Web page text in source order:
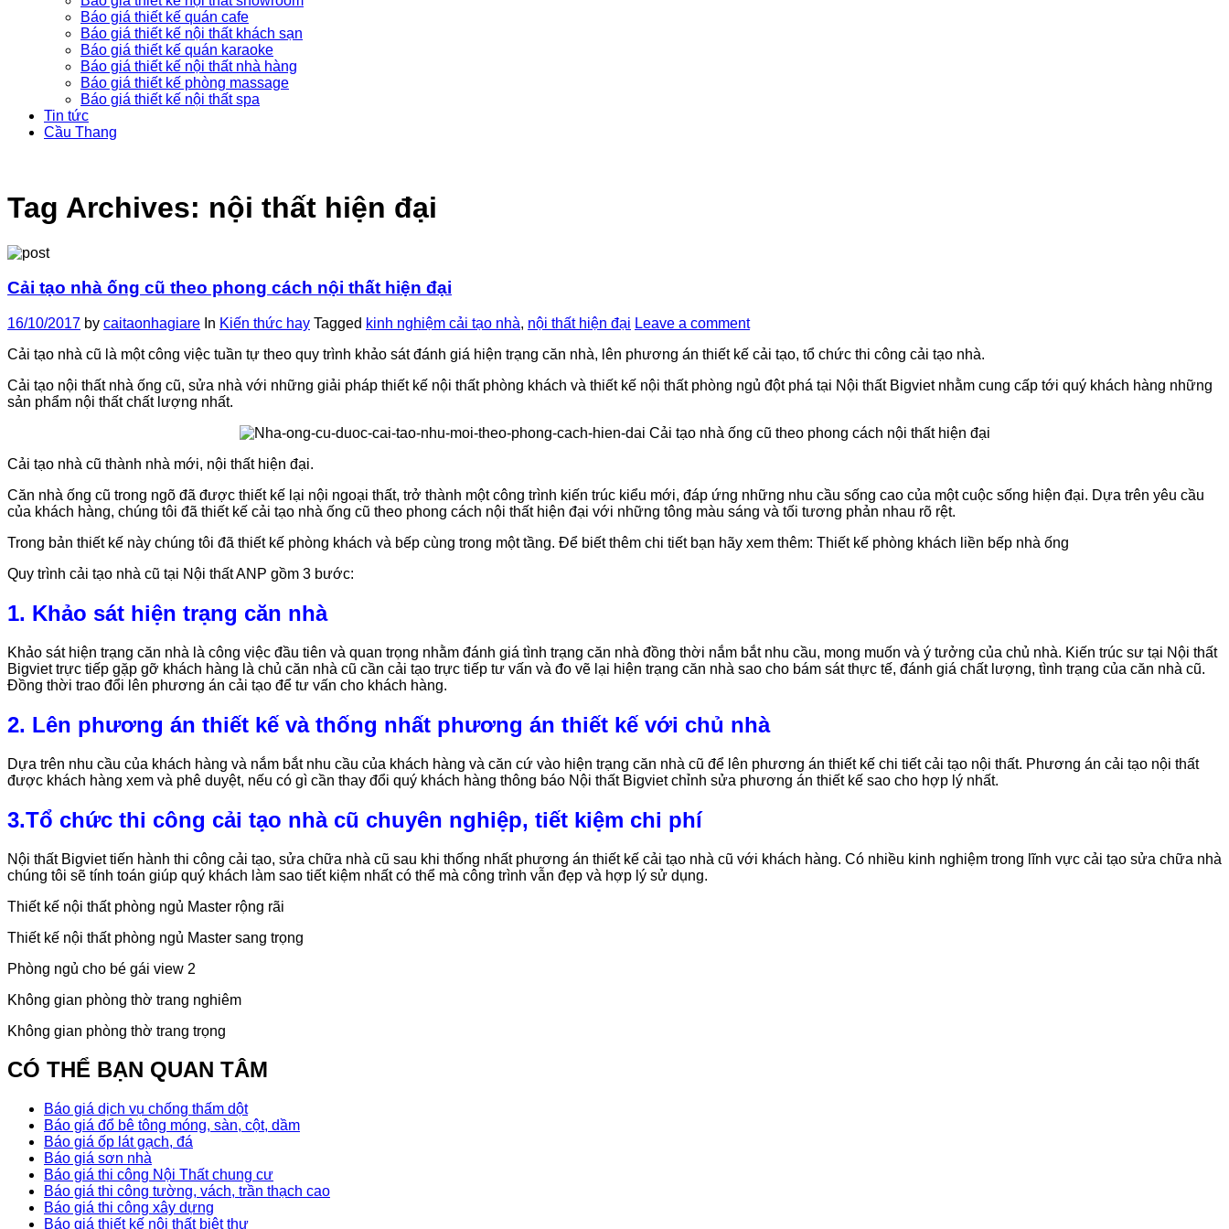
Báo giá thiết kế quán cafe
Báo giá thiết kế nội thất khách sạn
Báo giá thiết kế quán karaoke
Báo giá thiết kế nội thất nhà hàng
Báo giá thiết kế phòng massage
Báo giá thiết kế nội thất spa
Tin tức
Cầu Thang
Tag Archives: nội thất hiện đại
Cải tạo nhà ống cũ theo phong cách nội thất hiện đại
16/10/2017 by caitaonhagiare In Kiến thức hay Tagged kinh nghiệm cải tạo nhà, nội thất hiện đại Leave a comment
Cải tạo nhà cũ là một công việc tuần tự theo quy trình khảo sát đánh giá hiện trạng căn nhà, lên phương án thiết kế cải tạo, tổ chức thi công cải tạo nhà.
Cải tạo nội thất nhà ống cũ, sửa nhà với những giải pháp thiết kế nội thất phòng khách và thiết kế nội thất phòng ngủ đột phá tại Nội thất Bigviet nhằm cung cấp tới quý khách hàng những
sản phẩm nội thất chất lượng nhất.
Cải tạo nhà cũ thành nhà mới, nội thất hiện đại.
Căn nhà ống cũ trong ngõ đã được thiết kế lại nội ngoại thất, trở thành một công trình kiến trúc kiểu mới, đáp ứng những nhu cầu sống cao của một cuộc sống hiện đại. Dựa trên yêu cầu
của khách hàng, chúng tôi đã thiết kế cải tạo nhà ống cũ theo phong cách nội thất hiện đại với những tông màu sáng và tối tương phản nhau rõ rệt.
Trong bản thiết kế này chúng tôi đã thiết kế phòng khách và bếp cùng trong một tầng. Để biết thêm chi tiết bạn hãy xem thêm: Thiết kế phòng khách liền bếp nhà ống
Quy trình cải tạo nhà cũ tại Nội thất ANP gồm 3 bước:
1. Khảo sát hiện trạng căn nhà
Khảo sát hiện trạng căn nhà là công việc đầu tiên và quan trọng nhằm đánh giá tình trạng căn nhà đồng thời nắm bắt nhu cầu, mong muốn và ý tưởng của chủ nhà. Kiến trúc sư tại Nội thất
Bigviet trực tiếp gặp gỡ khách hàng là chủ căn nhà cũ cần cải tạo trực tiếp tư vấn và đo vẽ lại hiện trạng căn nhà sao cho bám sát thực tế, đánh giá chất lượng, tình trạng của căn nhà cũ.
Đồng thời trao đổi lên phương án cải tạo để tư vấn cho khách hàng.
2. Lên phương án thiết kế và thống nhất phương án thiết kế với chủ nhà
Dựa trên nhu cầu của khách hàng và nắm bắt nhu cầu của khách hàng và căn cứ vào hiện trạng căn nhà cũ để lên phương án thiết kế chi tiết cải tạo nội thất. Phương án cải tạo nội thất
được khách hàng xem và phê duyệt, nếu có gì cần thay đổi quý khách hàng thông báo Nội thất Bigviet chỉnh sửa phương án thiết kế sao cho hợp lý nhất.
3.Tổ chức thi công cải tạo nhà cũ chuyên nghiệp, tiết kiệm chi phí
Nội thất Bigviet tiến hành thi công cải tạo, sửa chữa nhà cũ sau khi thống nhất phương án thiết kế cải tạo nhà cũ với khách hàng. Có nhiều kinh nghiệm trong lĩnh vực cải tạo sửa chữa nhà
chúng tôi sẽ tính toán giúp quý khách làm sao tiết kiệm nhất có thể mà công trình vẫn đẹp và hợp lý sử dụng.
Thiết kế nội thất phòng ngủ Master rộng rãi
Thiết kế nội thất phòng ngủ Master sang trọng
Phòng ngủ cho bé gái view 2
Không gian phòng thờ trang nghiêm
Không gian phòng thờ trang trọng
CÓ THỂ BẠN QUAN TÂM
Báo giá dịch vụ chống thấm dột
Báo giá đổ bê tông móng, sàn, cột, dầm
Báo giá ốp lát gạch, đá
Báo giá sơn nhà
Báo giá thi công Nội Thất chung cư
Báo giá thi công tường, vách, trần thạch cao
Báo giá thi công xây dựng
Báo giá thiết kế nội thất biệt thự